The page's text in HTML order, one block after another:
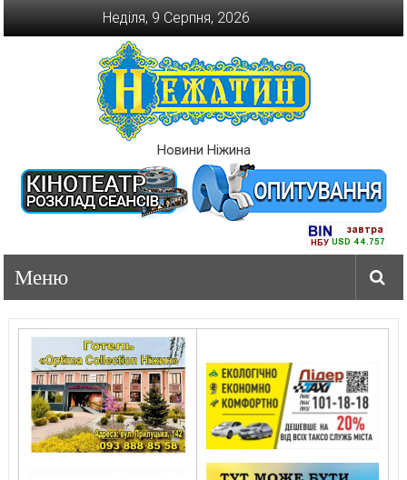
Неділя, 9 Серпня, 2026
Новини Ніжина